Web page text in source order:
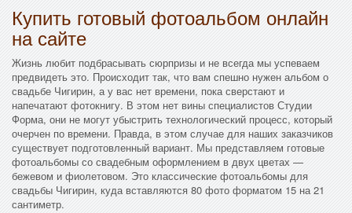
Купить готовый фотоальбом онлайн
на сайте
Жизнь любит подбрасывать сюрпризы и не всегда мы успеваем
предвидеть это. Происходит так, что вам спешно нужен альбом о
свадьбе Чигирин, а у вас нет времени, пока сверстают и
напечатают фотокнигу. В этом нет вины специалистов Студии
Форма, они не могут убыстрить технологический процесс, который
очерчен по времени. Правда, в этом случае для наших заказчиков
существует подготовленный вариант. Мы представляем готовые
фотоальбомы со свадебным оформлением в двух цветах —
бежевом и фиолетовом. Это классические фотоальбомы для
свадьбы Чигирин, куда вставляются 80 фото форматом 15 на 21
сантиметр.